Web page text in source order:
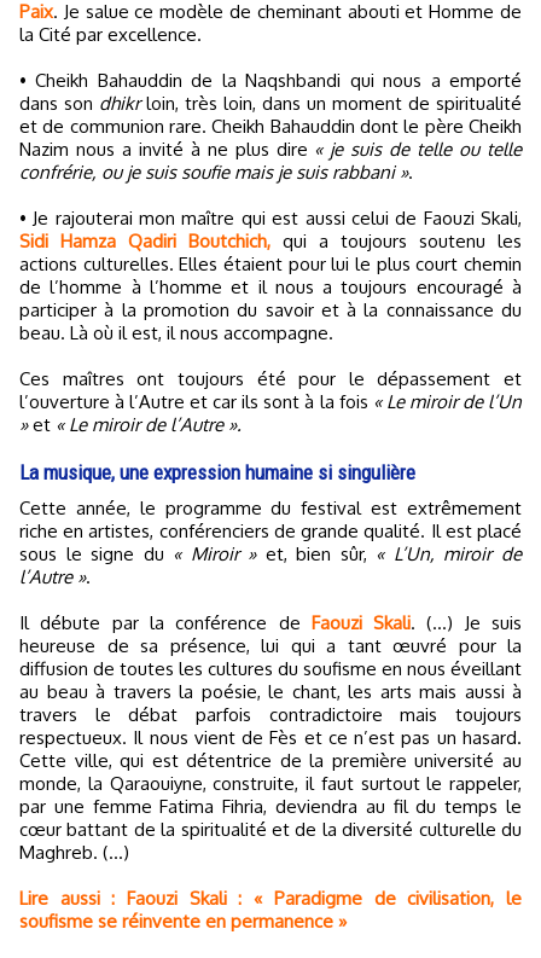
Paix. Je salue ce modèle de cheminant abouti et Homme de
la Cité par excellence.
• Cheikh Bahauddin de la Naqshbandi qui nous a emporté
dans son dhikrloin, très loin, dans un moment de spiritualité
et de communion rare. Cheikh Bahauddin dont le père Cheikh
Nazim nous a invité à ne plus dire « je suis de telle ou telle
confrérie, ou je suis soufie mais je suis rabbani ».
• Je rajouterai mon maître qui est aussi celui de Faouzi Skali,
Sidi Hamza Qadiri Boutchich, qui a toujours soutenu les
actions culturelles. Elles étaient pour lui le plus court chemin
de l’homme à l’homme et il nous a toujours encouragé à
participer à la promotion du savoir et à la connaissance du
beau. Là où il est, il nous accompagne.
Ces maîtres ont toujours été pour le dépassement et
l’ouverture à l’Autre et car ils sont à la fois « Le miroir de l’Un
»et « Le miroir de l’Autre ».
La musique, une expression humaine si singulière
Cette année, le programme du festival est extrêmement
riche en artistes, conférenciers de grande qualité. Il est placé
sous le signe du « Miroir »et, bien sûr, « L’Un, miroir de
l’Autre ».
Il débute par la conférence de Faouzi Skali. (...) Je suis
heureuse de sa présence, lui qui a tant œuvré pour la
diffusion de toutes les cultures du soufisme en nous éveillant
au beau à travers la poésie, le chant, les arts mais aussi à
travers le débat parfois contradictoire mais toujours
respectueux. Il nous vient de Fès et ce n’est pas un hasard.
Cette ville, qui est détentrice de la première université au
monde, la Qaraouiyne, construite, il faut surtout le rappeler,
par une femme Fatima Fihria, deviendra au fil du temps le
cœur battant de la spiritualité et de la diversité culturelle du
Maghreb. (...)
Lire aussi : Faouzi Skali : « Paradigme de civilisation, le
soufisme se réinvente en permanence »